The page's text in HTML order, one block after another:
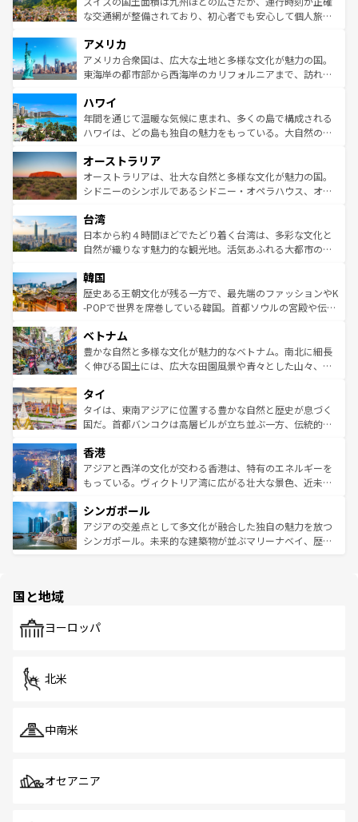
を参照してほしい。
戦など、本場だからこそできる体験も豊富。イギリスを旅
ンツ一覧を参照してほしい。
な交通網が整備されており、初心者でも安心して個人旅行
の建物がそのまま残る町や、スイスならではのユニークな
博物館もあり、アルプス観光だけでなく町歩きも満喫する
ことができる。国民の所得が高いため物価も高いが、旅行
ば市内交通費無料で観光を楽しむこともできる。 なお、新
着のスイス情報はコンテンツ一覧 を参照してほしい。
アメリカ
アメリカ合衆国は、広大な土地と多様な文化が魅力の国。
東海岸の都市部から西海岸のカリフォルニアまで、訪れる
のような巨大都市は、観光、ショッピング、エンターテイ
ンメントが詰まった刺激的なスポットだ。一方、アメリカ
西部には大自然が広がり、グランドキャニオンやイエロー
部のニューオーリンズでは、音楽と美食が融合した独特の
文化が魅力。旅行者はアメリカの各地域で異なる魅力を楽
しみながら、その多様性と豊かな歴史を感じることができ
ならではの贅沢な旅のスタイルだ。 なお、新着のアメリカ
情報はコンテンツ一覧を参照してほしい。
ハワイ
年間を通じて温暖な気候に恵まれ、多くの島で構成される
ハワイは、どの島も独自の魅力をもっている。大自然の神
ワイ島は見逃せない。また、定番の観光地といえばオアフ
島だが、静かな自然を求めるならマウイ島やカウアイ島が
おすすめ。エメラルドグリーンに輝く海をはじめ、豊かな
れるおもてなしの心で訪れる人々を迎えてくれるハワイの
人々、おいしいローカルフードやハワイアンミュージッ
ク、伝統的なフラダンスなど、すべてがハワイの魅力を彩
ワイを、存分に味わってほしい。 なお、新着のハワイ情報
はコンテンツ一覧を参照してほしい。
オーストラリア
オーストラリアは、壮大な自然と多様な文化が魅力の国。
シドニーのシンボルであるシドニー・オペラハウス、オー
リアリーフや大陸中央部にそびえるウルル（エアーズロッ
ク）、タスマニアの美しい原生林やケアンズの熱帯雨林な
ど、見どころがたくさん。また、カフェやワイン、オージ
いる。アクティビティも充実しており、サーフィンやダイ
ビング、ハイキングなど、アウトドア好きにはたまらな
い。オーストラリアの多彩な魅力を存分に味わいつくそ
参照してほしい。
台湾
日本から約４時間ほどでたどり着く台湾は、多彩な文化と
自然が織りなす魅力的な観光地。活気あふれる大都市の台
ン）、静ひつな山岳地帯である台湾東部など、都市の喧騒
と山間の静けさが共存しており、訪れる人に新しい発見と
驚きをもたらしてくれる。また、奥深い台湾の食文化も魅
容にもいいと評判のスイーツなど、バラエティ豊かな料理
が味わえる。 なお、新着の台湾情報は コンテンツ一覧を参
照してほしい。
韓国
歴史ある王朝文化が残る一方で、最先端のファッションやK
-POPで世界を席巻している韓国。首都ソウルの宮殿や伝統
き、地方に足を延ばせば四季折々の自然美を楽しむことが
できる。そして、キムチや焼肉、絶品のストリートフード
まで、さまざまな韓国料理が待っている。夜には、韓国な
リティに包まれながら、韓国の多彩な魅力を心ゆくまで味
わってみてほしい。 なお、新着の韓国情報はコンテンツ一
覧を参照してほしい。
ベトナム
豊かな自然と多様な文化が魅力的なベトナム。南北に細長
く伸びる国土には、広大な田園風景や青々とした山々、世
急速な発展と共に伝統が息づく。ハノイの古い町並みやホ
ーチミン市のフランス統治時代の建物も、独特の雰囲気を
醸し出している。また、バラエティの豊かさとおいしさで
とつ。フォーやバインミー、ベトナムコーヒーなどは、ぜ
ひ現地で味わいたい。どの地域を訪れてもあたたかい人々
が旅行者を迎えてくれるので、きっと忘れられない旅にな
参照してほしい。
タイ
タイは、東南アジアに位置する豊かな自然と歴史が息づく
国だ。首都バンコクは高層ビルが立ち並ぶ一方、伝統的な
の活気が交差している。北部ではチェンマイなどの山岳地
帯で自然と触れ合い、南部ではプーケットやクラビの美し
いビーチでリゾート気分を楽しむことができる。タイ料理
激する。気候は一年中温暖で、どの季節にも異なる楽しみ
が待っている。親しみやすいタイの人々、仏教を中心とし
た文化、そして多様な観光資源が、訪れる旅人を魅了し続
香港
アジアと西洋の文化が交わる香港は、特有のエネルギーを
もっている。ヴィクトリア湾に広がる壮大な景色、近未来
み、どこを訪れても感動するはず。観光スポットが密集し
ており、効率よく見どころを回れるのも魅力。息をのむよ
うな絶景から文化的な体験まで、香港を存分に楽しみ尽く
シンガポール
アジアの交差点として多文化が融合した独自の魅力を放つ
シンガポール。未来的な建築物が並ぶマリーナベイ、歴史
で、ホーカーズは地元の風情を楽しめる外せないスポット
国と地域
ヨーロッパ
北米
中南米
オセアニア